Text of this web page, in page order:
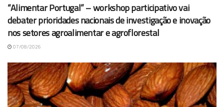
“Alimentar Portugal” – workshop participativo vai
debater prioridades nacionais de investigação e inovação
nos setores agroalimentar e agroflorestal
07/08/2026